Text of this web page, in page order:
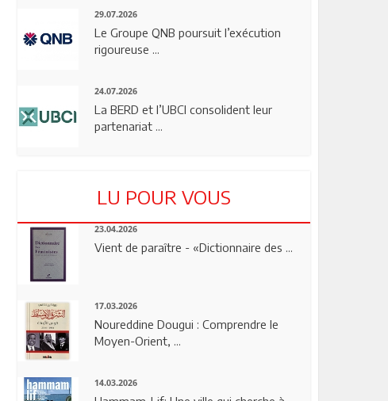
29.07.2026
Le Groupe QNB poursuit l’exécution
rigoureuse ...
24.07.2026
La BERD et l’UBCI consolident leur
partenariat ...
LU POUR VOUS
23.04.2026
Vient de paraître - «Dictionnaire des ...
17.03.2026
Noureddine Dougui : Comprendre le
Moyen-Orient, ...
14.03.2026